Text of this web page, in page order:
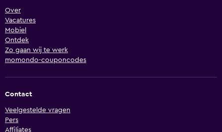
Over
Vacatures
Mobiel
Ontdek
Zo gaan wij te werk
momondo-couponcodes
Contact
Veelgestelde vragen
Pers
Affiliates